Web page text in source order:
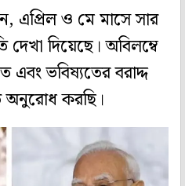
এপ্রিল ও মে মাসে সার
দিয়েছে। অবিলম্বে
ভবিষ্যতের বরাদ্দ
অনুরোধ করছি।